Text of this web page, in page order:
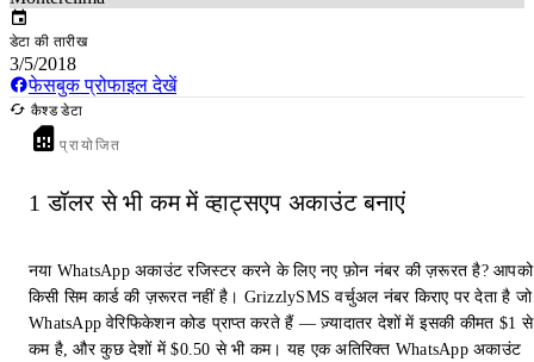
डेटा की तारीख
3/5/2018
फेसबुक प्रोफाइल देखें
कैश्ड डेटा
प्रायोजित
1 डॉलर से भी कम में व्हाट्सएप अकाउंट बनाएं
नया WhatsApp अकाउंट रजिस्टर करने के लिए नए फ़ोन नंबर की ज़रूरत है? आपको
किसी सिम कार्ड की ज़रूरत नहीं है। GrizzlySMS वर्चुअल नंबर किराए पर देता है जो
WhatsApp वेरिफिकेशन कोड प्राप्त करते हैं — ज़्यादातर देशों में इसकी कीमत $1 से
कम है, और कुछ देशों में $0.50 से भी कम। यह एक अतिरिक्त WhatsApp अकाउंट